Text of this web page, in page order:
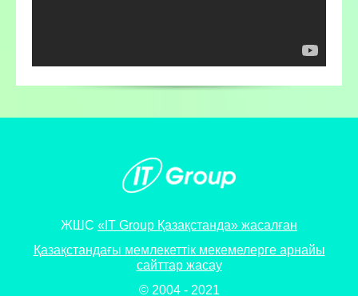
ЖШС «IT Group Қазақстанда» жасалған
Қазақстандағы мемлекеттік мекемелерге арнайы
сайттар жасау
© 2004 - 2021